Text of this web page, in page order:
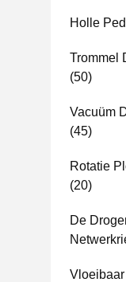
Holle
Trommel
(50)
Vacuüm
(45)
Rotatie
(20)
De